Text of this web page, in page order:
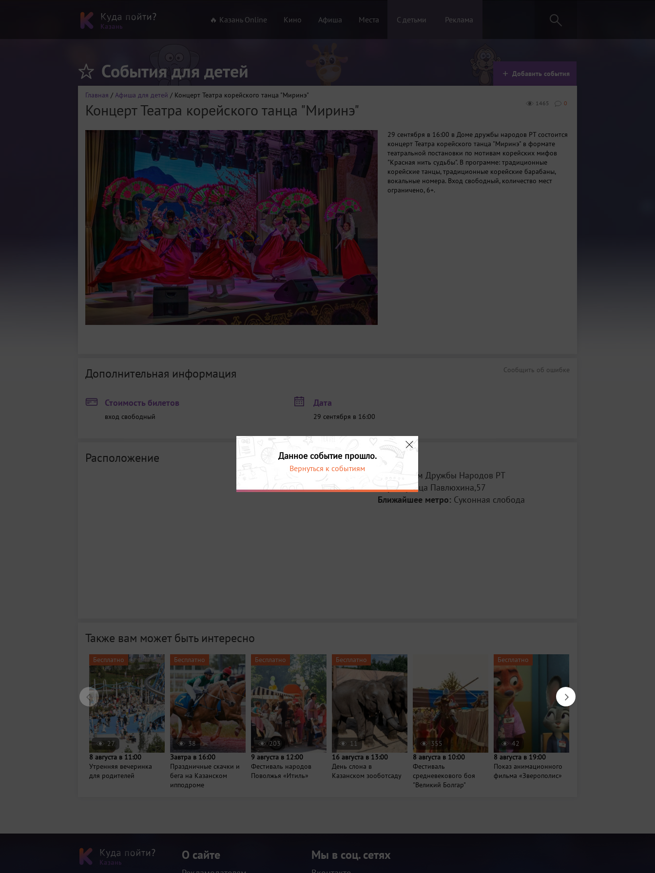
🔥 Казань Online Кино Афиша Места С детьми Реклама
События для детей Добавить события
Главная / Афиша для детей / Концерт Театра корейского танца "Миринэ"
0
1465
Концерт Театра корейского танца "Миринэ"
29 сентября в 16:00 в Доме дружбы народов РТ состоится
концерт Театра корейского танца "Миринэ" в формате
театральной постановки по мотивам корейских мифов
"Красная нить судьбы". В программе: традиционные
корейские танцы, традиционные корейские барабаны,
вокальные номера. Вход свободный, количество мест
ограничено, 6+.
Сообщить об ошибке
Дополнительная информация
Стоимость билетов
вход свободный
Дата
29 сентября в 16:00
Расположение
Место:
Дом Дружбы Народов РТ
Адрес:улица Павлюхина,57
Ближайшее метро: Суконная слобода
Также вам может быть интересно
27
Бесплатно
8 августа в 11:00
Утренняя вечеринка
для родителей
38
Бесплатно
Завтра в 16:00
Праздничные скачки и
бега на Казанском
ипподроме
203
Бесплатно
9 августа в 12:00
Фестиваль народов
Поволжья «Итиль»
11
Бесплатно
16 августа в 13:00
День слона в
Казанском зооботсаду
355
8 августа в 10:00
Фестиваль
средневекового боя
"Великий Болгар"
42
Бесплатно
8 августа в 19:00
Показ анимационного
фильма «Зверополис»
Данное событие прошло.
Вернуться к событиям
О сайте Мы в соц. сетях